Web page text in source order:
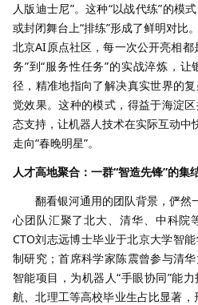
人版迪士尼”。这种“以战代练”的模
或封闭舞台上“排练”形成了鲜明对比
北京AI原点社区，每一次公开亮相
务”到“服务性任务”的实战淬炼，
径，精准地指向了解决真实世界的
觉效果。这种的模式，得益于海淀
态支持，让机器人技术在实际互动中
走向“春晚明星”。
人才高地聚合：一群“智造先锋”的集
翻看银河通用的团队背景，俨然
心团队汇聚了北大、清华、中科院
CTO刘志远博士毕业于北京大学智
制研究；首席科学家陈震曾参与清
智能项目，为机器人“手眼协同”能
航、北理工等高校毕业生占比显著